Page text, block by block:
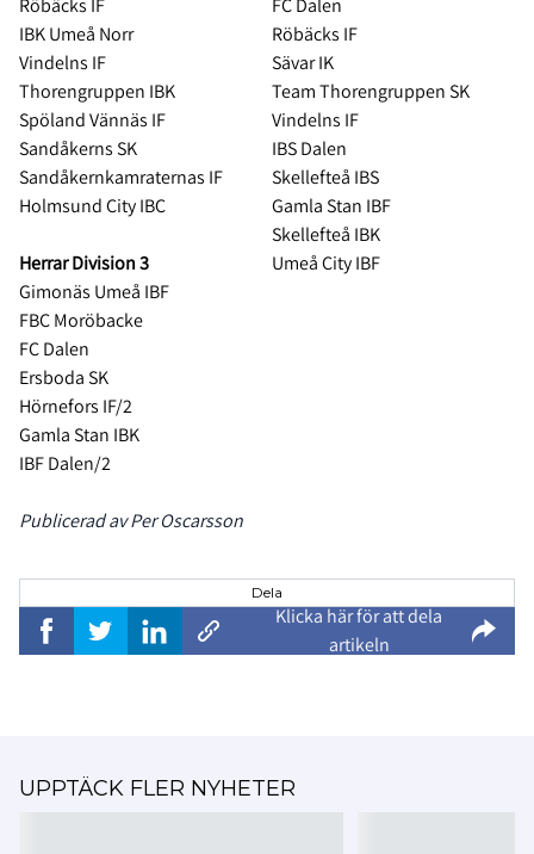
Röbäcks IF
FC Dalen
IBK Umeå Norr
Röbäcks IF
Vindelns IF
Sävar IK
Thorengruppen IBK
Team Thorengruppen SK
Spöland Vännäs IF
Vindelns IF
Sandåkerns SK
IBS Dalen
Sandåkernkamraternas IF
Skellefteå IBS
Holmsund City IBC
Gamla Stan IBF
Skellefteå IBK
Herrar Division 3
Umeå City IBF
Gimonäs Umeå IBF
FBC Moröbacke
FC Dalen
Ersboda SK
Hörnefors IF/2
Gamla Stan IBK
IBF Dalen/2
Publicerad av Per Oscarsson
Dela
Klicka här för att dela
artikeln
UPPTÄCK FLER NYHETER